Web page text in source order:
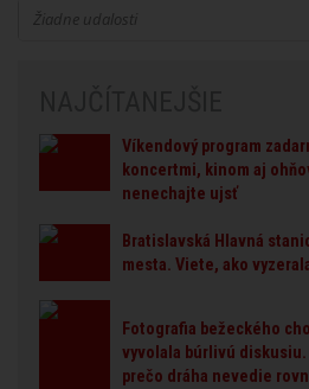
Žiadne udalosti
Víkendový program
koncertmi, kinom aj
nenechajte ujsť
Bratislavská Hlavná
mesta. Viete, ako
Fotografia bežeckého
vyvolala búrlivú
prečo dráha nevedie